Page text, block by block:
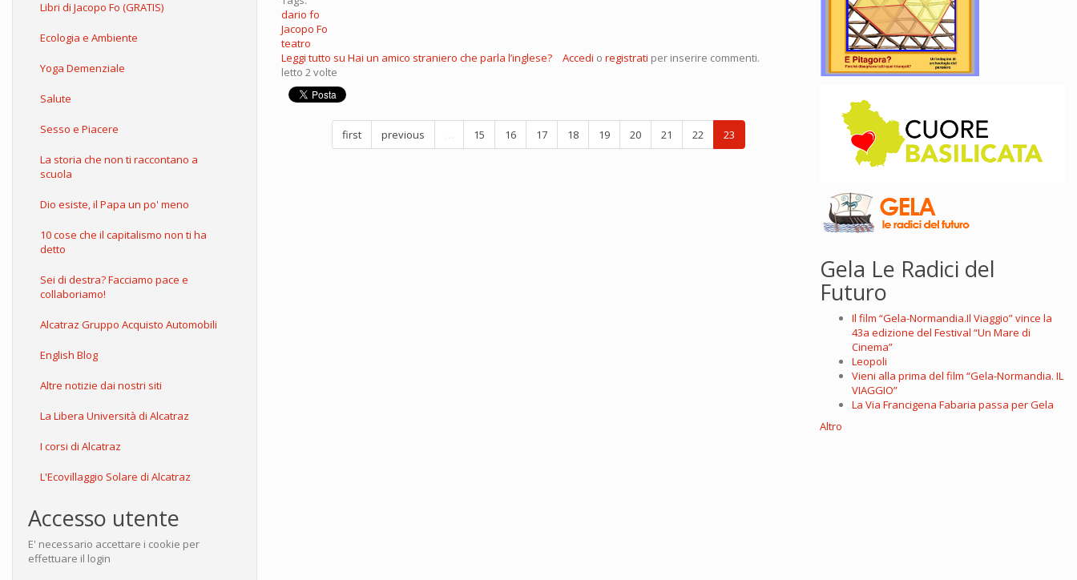
Libri di Jacopo Fo (GRATIS)
Ecologia e Ambiente
Yoga Demenziale
Salute
Sesso e Piacere
La storia che non ti raccontano a
scuola
Dio esiste, il Papa un po' meno
10 cose che il capitalismo non ti ha
detto
Sei di destra? Facciamo pace e
collaboriamo!
Alcatraz Gruppo Acquisto Automobili
English Blog
Altre notizie dai nostri siti
La Libera Università di Alcatraz
I corsi di Alcatraz
L'Ecovillaggio Solare di Alcatraz
Accesso utente
E' necessario accettare i cookie per
effettuare il login
dario fo
Jacopo Fo
teatro
Leggi tutto su Hai un amico straniero che parla l’inglese? Accedi o registrati per inserire commenti.
letto 2 volte
first previous … 15 16 17 18 19 20 21 22 23
Gela Le Radici del
Futuro
Il film “Gela-Normandia.Il Viaggio” vince la
43a edizione del Festival “Un Mare di
Cinema”
Leopoli
Vieni alla prima del film “Gela-Normandia. IL
VIAGGIO”
La Via Francigena Fabaria passa per Gela
Altro